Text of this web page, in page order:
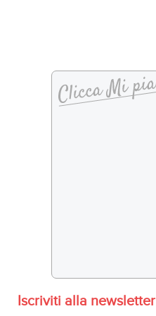
Iscriviti alla newsletter